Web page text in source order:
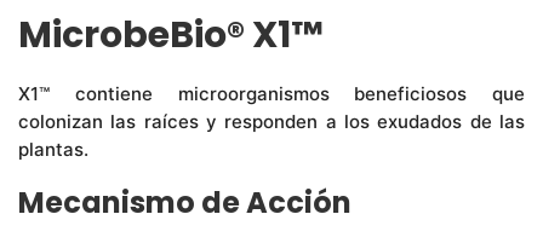
MicrobeBio® X1™
X1™ contiene microorganismos beneficiosos que
colonizan las raíces y responden a los exudados de las
plantas.
Mecanismo de Acción